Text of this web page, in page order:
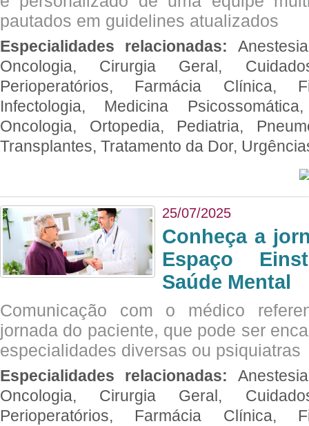
pautados em guidelines atualizados
Especialidades relacionadas:
Oncologia, Cirurgia Geral,
Perioperatórios, Farmácia Clínica,
Infectologia, Medicina
Oncologia, Ortopedia, Pediatria,
Transplantes, Tratamento da Dor,
25/07/2025
Conheça a
Espaço
Saúde Mental
Comunicação com o médico
jornada do paciente, que pode ser
especialidades diversas ou psiquiatras
Especialidades relacionadas:
Oncologia, Cirurgia Geral,
Perioperatórios, Farmácia Clínica,